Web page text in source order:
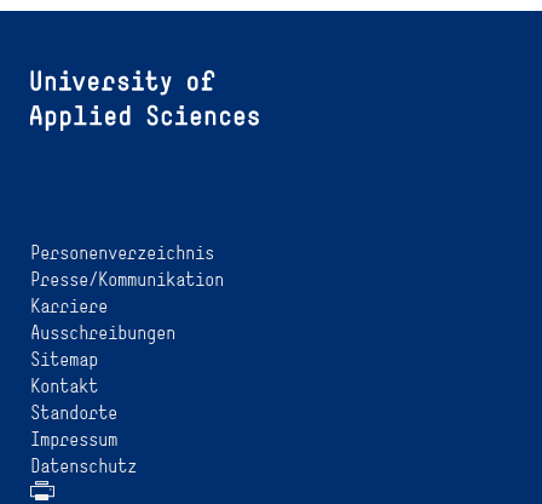
Personenverzeichnis
Presse/Kommunikation
Karriere
Ausschreibungen
Sitemap
Kontakt
Standorte
Impressum
Datenschutz